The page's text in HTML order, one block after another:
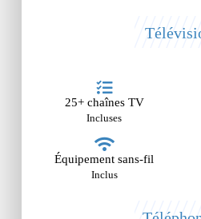
25+ chaînes TV
Incluses
Équipement sans-fil
Inclus